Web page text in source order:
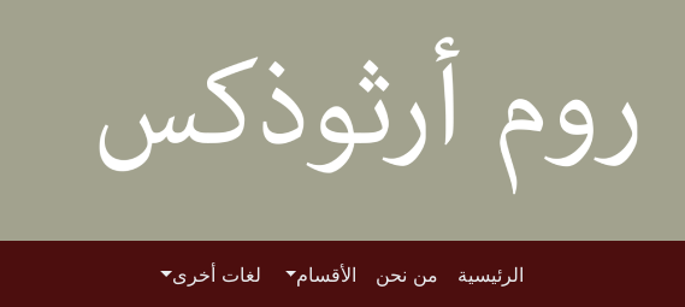
الرئيسية من نحن الأقسام لغات أخرى